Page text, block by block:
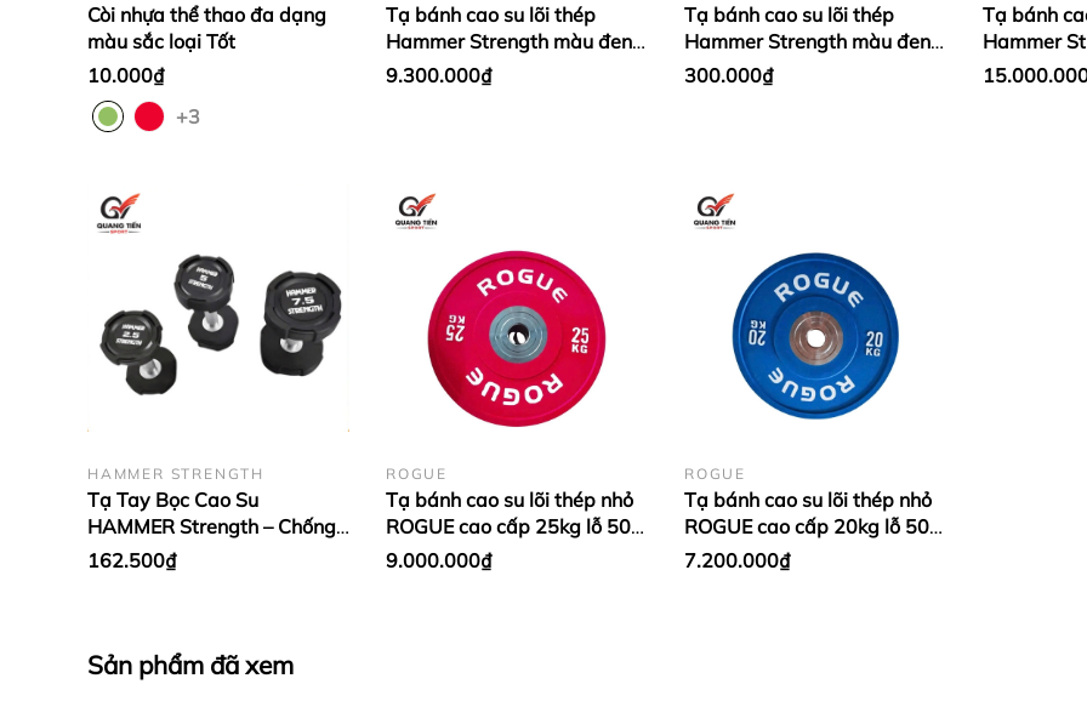
Còi nhựa thể thao đa dạng
màu sắc loại Tốt
10.000₫
+3
Tạ bánh cao su lõi thép
Hammer Strength màu đen
cao cấp lỗ 50 nhập khẩu (giá
theo set 2.5 - 25kg)
9.300.000₫
Tạ bánh cao su lõi thép
Hammer Strength màu đen
cao cấp lỗ 50 nhập khẩu (giá
300.000₫
Tạ bánh
Hammer
50 nhập
HAMMER STRENGTH
Tạ Tay Bọc Cao Su
HAMMER Strength – Chống
Rơi Vỡ, Tay Cầm Inox Chống
Trượt (giá 1 quả)
162.500₫
ROGUE
Tạ bánh cao su lõi thép nhỏ
ROGUE cao cấp 25kg lỗ 50
nhập khẩu - Màu đỏ (1 cặp)
9.000.000₫
ROGUE
Tạ bánh cao su lõi thép nhỏ
ROGUE cao cấp 20kg lỗ 50
nhập khẩu - Màu Xanh
Dương (1 cặp)
7.200.000₫
Sản phẩm đã xem